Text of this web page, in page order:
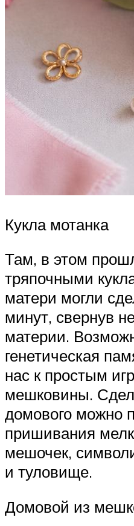
Кукла мотанка
Там, в этом
тряпочными
матери могли
минут, свернув
материи.
генетическая
нас к простым
мешковины.
домового можно
пришивания
мешочек,
и туловище.
Домовой из